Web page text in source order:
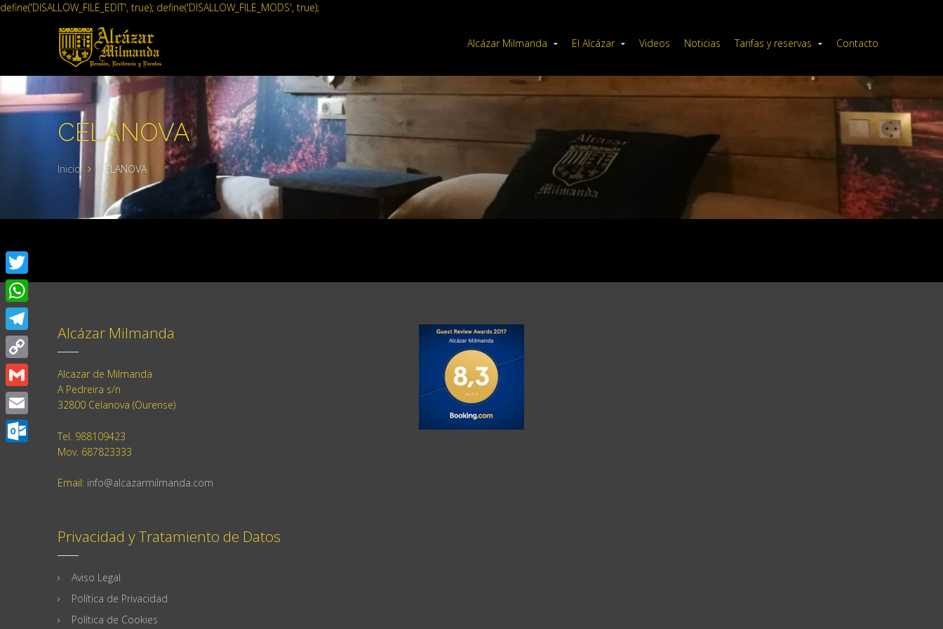
define('DISALLOW_FILE_EDIT', true); define('DISALLOW_FILE_MODS', true);
Alcázar Milmanda El Alcázar Videos Noticias Tarifas y reservas Contacto
CELANOVA
Inicio CELANOVA
Alcázar Milmanda
Alcazar de Milmanda
A Pedreira s/n
32800 Celanova (Ourense)
Tel. 988109423
Mov. 687823333
Email: info@alcazarmilmanda.com
Privacidad y Tratamiento de Datos
Aviso Legal
Política de Privacidad
Política de Cookies
Twitter
WhatsApp
Telegram
Copy
Link
Gmail
Email
Outlook.com